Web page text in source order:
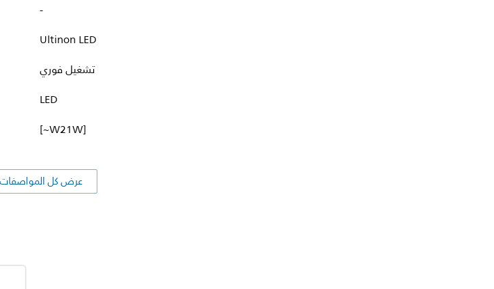
-
Ultinon LED
تشغيل فوري
LED
[~W21W]
عرض كل المواصفات